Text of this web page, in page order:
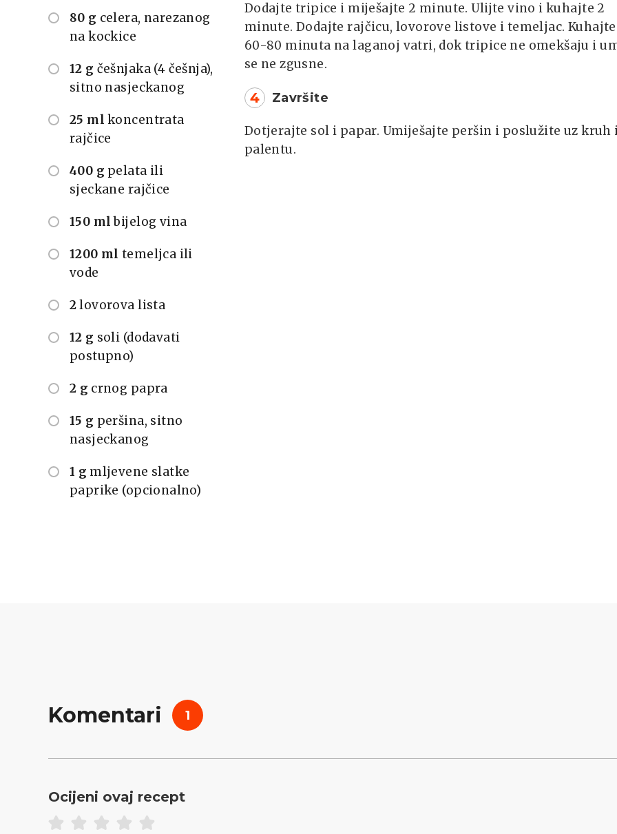
80 g celera, narezanog
na kockice
12 g češnjaka (4 češnja),
sitno nasjeckanog
25 ml koncentrata
rajčice
400 g pelata ili
sjeckane rajčice
150 ml bijelog vina
1200 ml temeljca ili
vode
2 lovorova lista
12 g soli (dodavati
postupno)
2 g crnog papra
15 g peršina, sitno
nasjeckanog
1 g mljevene slatke
paprike (opcionalno)
Dodajte tripice i miješajte 2 minute. Ulijte vino i kuhajte 2
minute. Dodajte rajčicu, lovorove listove i temeljac. Kuhajte
60-80 minuta na laganoj vatri, dok tripice ne omekšaju i
se ne zgusne.
4 Završite
Dotjerajte sol i papar. Umiješajte peršin i poslužite uz kruh
palentu.
Komentari 1
Ocijeni ovaj recept